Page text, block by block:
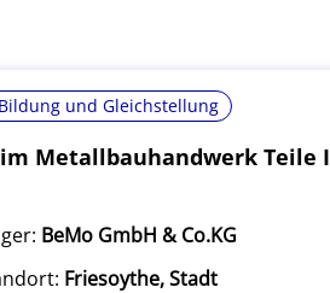
und Gleichstellung
Metallbauhandwerk Teile I
BeMo GmbH & Co.KG
Friesoythe, Stadt